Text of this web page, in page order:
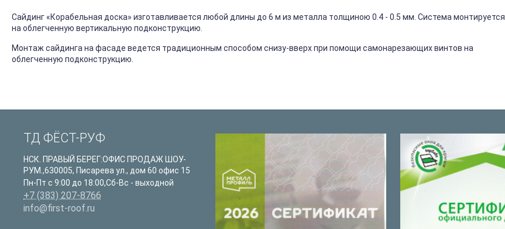
Сайдинг «Корабельная доска» изготавливается любой длины до 6 м из металла толщиною 0.4 - 0.5 мм. Система монтируется
на облегченную вертикальную подконструкцию.
Монтаж сайдинга на фасаде ведется традиционным способом снизу-вверх при помощи самонарезающих винтов на
облегченную подконструкцию.
ТД ФЁСТ-РУФ
НСК. ПРАВЫЙ БЕРЕГ:ОФИС ПРОДАЖ ШОУ-
РУМ.,630005, Писарева ул., дом 60 офис 15
Пн-Пт с 9:00 до 18:00,Сб-Вс - выходной
+7 (383) 207-8766
info@first-roof.ru